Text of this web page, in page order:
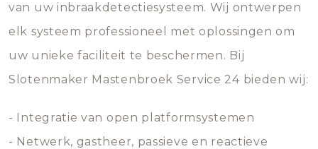
van uw inbraakdetectiesysteem. Wij ontwerpen
elk systeem professioneel met oplossingen om
uw unieke faciliteit te beschermen. Bij
Slotenmaker Mastenbroek Service 24 bieden wij:
- Integratie van open platformsystemen
- Netwerk, gastheer, passieve en reactieve